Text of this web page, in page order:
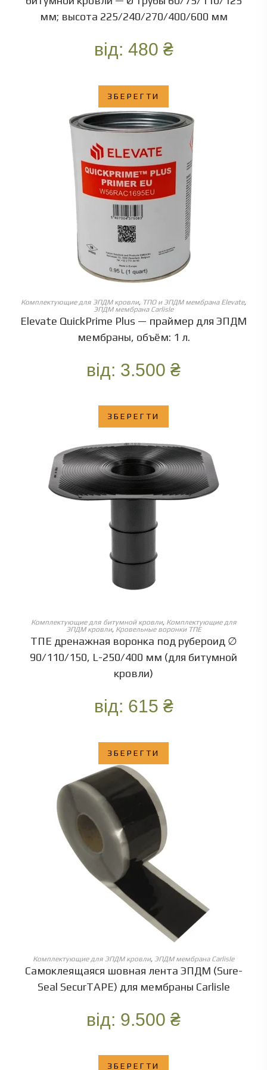
мм; высота 225/240/270/400/600 мм
від: 480 ₴
ЗБЕРЕГТИ
ОБЕРІТЬ ОПЦІЇ
Комплектующие для ЭПДМ кровли, ТПО и ЭПДМ мембрана Elevate,
ЭПДМ мембрана Carlisle
Elevate QuickPrime Plus — праймер для ЭПДM
мембраны, объём: 1 л.
від: 3.500 ₴
ЗБЕРЕГТИ
ОБЕРІТЬ ОПЦІЇ
Комплектующие для битумной кровли, Комплектующие для
ЭПДМ кровли, Кровельные воронки ТПЕ
ТПЕ дренажная воронка под рубероид ∅
90/110/150, L-250/400 мм (для битумной
кровли)
від: 615 ₴
ЗБЕРЕГТИ
ОБЕРІТЬ ОПЦІЇ
Комплектующие для ЭПДМ кровли, ЭПДМ мембрана Carlisle
Самоклеящаяся шовная лента ЭПДМ (Sure-
Seal SecurTAPE) для мембраны Carlisle
від: 9.500 ₴
ЗБЕРЕГТИ